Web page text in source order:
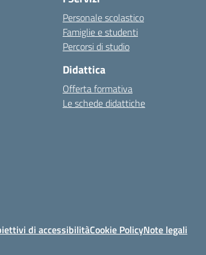
Personale scolastico
Famiglie e studenti
Percorsi di studio
Didattica
Offerta formativa
Le schede didattiche
di accessibilitàCookie PolicyNote legali